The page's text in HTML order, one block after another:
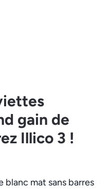
gain de
Illico 3 !
blanc mat sans barres